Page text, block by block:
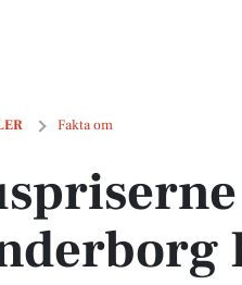
Fakta om
går op i Sønderborg Kommune